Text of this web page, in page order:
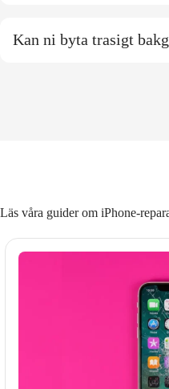
Kan ni byta trasigt
Läs våra guider om iPhone-